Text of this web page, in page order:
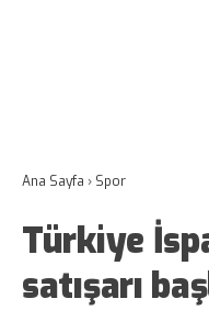
Ana Sayfa › Spor
Türkiye
satışarı